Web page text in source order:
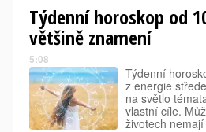
Týdenní horoskop od
většině znamení
5:08
Týdenní
z energie
na světlo
vlastní cíle.
životech